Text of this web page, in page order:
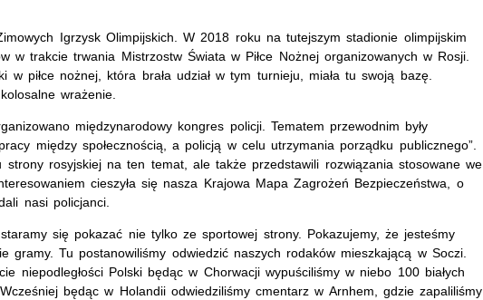
Igrzysk Olimpijskich. W 2018 roku na tutejszym stadionie olimpijskim
w trakcie trwania Mistrzostw Świata w Piłce Nożnej organizowanych w Rosji.
w piłce nożnej, która brała udział w tym turnieju, miała tu swoją bazę.
wrażenie.
międzynarodowy kongres policji. Tematem przewodnim były
między społecznością, a policją w celu utrzymania porządku publicznego”.
strony rosyjskiej na ten temat, ale także przedstawili rozwiązania stosowane we
cieszyła się nasza Krajowa Mapa Zagrożeń Bezpieczeństwa, o
nasi policjanci.
się pokazać nie tylko ze sportowej strony. Pokazujemy, że jesteśmy
gramy. Tu postanowiliśmy odwiedzić naszych rodaków mieszkającą w Soczi.
niepodległości Polski będąc w Chorwacji wypuściliśmy w niebo 100 białych
będąc w Holandii odwiedziliśmy cmentarz w Arnhem, gdzie zapaliliśmy